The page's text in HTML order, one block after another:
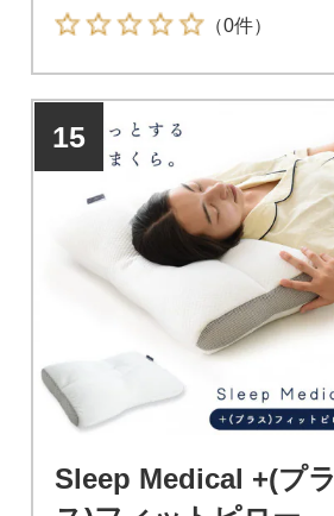
トセットです
（0件）
15
Sleep Medical +(プラ